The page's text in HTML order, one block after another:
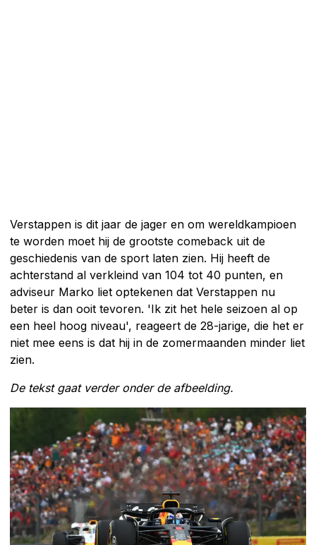
Verstappen is dit jaar de jager en om wereldkampioen
te worden moet hij de grootste comeback uit de
geschiedenis van de sport laten zien. Hij heeft de
achterstand al verkleind van 104 tot 40 punten, en
adviseur Marko liet optekenen dat Verstappen nu
beter is dan ooit tevoren. 'Ik zit het hele seizoen al op
een heel hoog niveau', reageert de 28-jarige, die het er
niet mee eens is dat hij in de zomermaanden minder liet
zien.
De tekst gaat verder onder de afbeelding.